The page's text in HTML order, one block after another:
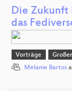
Die Zukunft
das
Vorträge
Melanie Bartos